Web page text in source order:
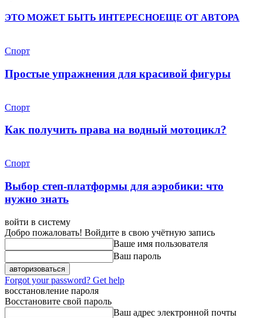
ЭТО МОЖЕТ БЫТЬ ИНТЕРЕСНОЕЩЕ ОТ АВТОРА
Спорт
Простые упражнения для красивой фигуры
Спорт
Как получить права на водный мотоцикл?
Спорт
Выбор степ-платформы для аэробики: что
нужно знать
войти в систему
Добро пожаловать! Войдите в свою учётную запись
Ваше имя пользователя
Ваш пароль
Forgot your password? Get help
восстановление пароля
Восстановите свой пароль
Ваш адрес электронной почты